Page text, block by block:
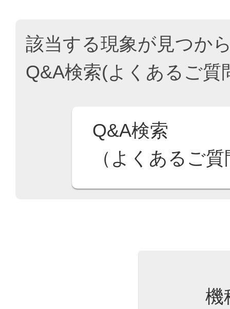
該当する現象が見つか
Q&A検索(よくあるご
Q&A検索
（よくあるご
機